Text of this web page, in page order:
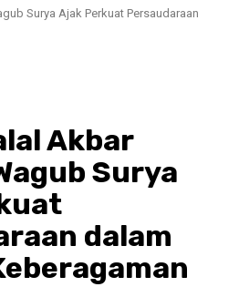
Surya Ajak Perkuat Persaudaraan
Akbar
Surya
dalam